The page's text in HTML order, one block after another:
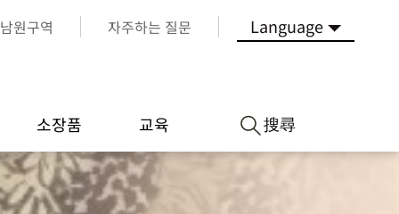
남원구역 자주하는 질문 Language
소장품 교육 搜尋